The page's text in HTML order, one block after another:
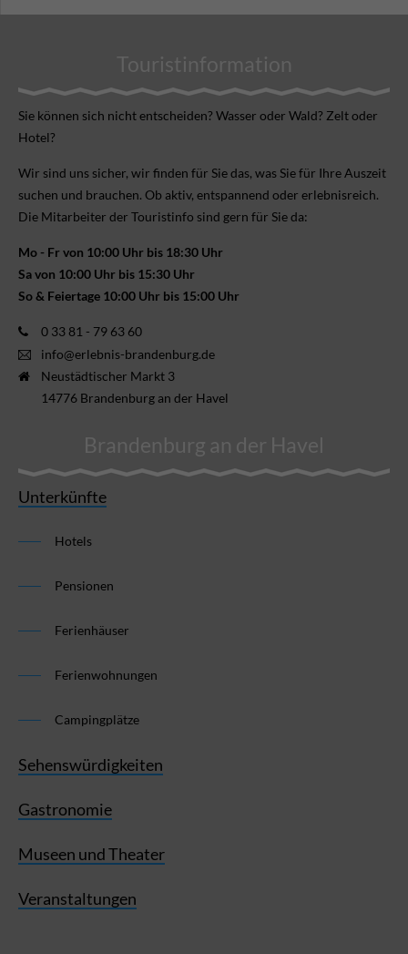
Touristinformation
Sie können sich nicht ent­scheiden? Wasser oder Wald? Zelt oder
Hotel?
Wir sind uns sicher, wir finden für Sie das, was Sie für Ihre Aus­zeit
suchen und brauchen. Ob aktiv, ent­spannend oder erlebnis­reich.
Die Mitarbeiter der Touristinfo sind gern für Sie da:
Mo - Fr von 10:00 Uhr bis 18:30 Uhr
Sa von 10:00 Uhr bis 15:30 Uhr
So & Feiertage 10:00 Uhr bis 15:00 Uhr
0 33 81 - 79 63 60
info@erlebnis-brandenburg.de
Neustädtischer Markt 3
14776 Brandenburg an der Havel
Brandenburg an der Havel
Unterkünfte
Hotels
Pensionen
Ferienhäuser
Ferienwohnungen
Campingplätze
Sehenswürdigkeiten
Gastronomie
Museen und Theater
Veranstaltungen